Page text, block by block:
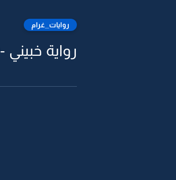
روايات_غرام
رواية خبيني -9